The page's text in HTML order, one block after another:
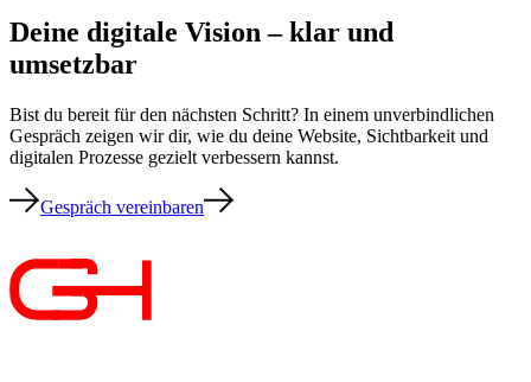
Deine digitale Vision – klar und
umsetzbar
Bist du bereit für den nächsten Schritt? In einem unverbindlichen
Gespräch zeigen wir dir, wie du deine Website, Sichtbarkeit und
digitalen Prozesse gezielt verbessern kannst.
Gespräch vereinbaren